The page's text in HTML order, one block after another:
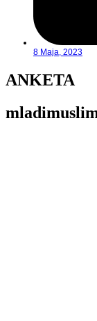
8 Maja, 2023
ANKETA